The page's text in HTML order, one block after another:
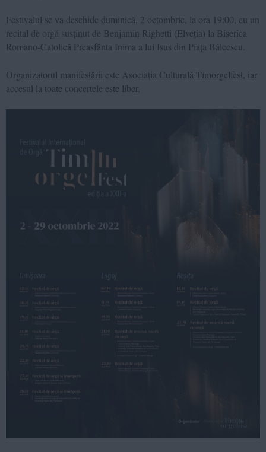
Festivalul se va deschide duminică, 2 octombrie, la ora 19:00, cu un
recital de orgă susținut de Benjamin Righetti (Elveția) la Biserica
Romano-Catolică Preasfȃnta Inima a lui Isus din Piața Bălcescu.
Organizatorul manifestării este Asociația Culturală Timorgelfest, iar
accesul la toate concertele este liber.